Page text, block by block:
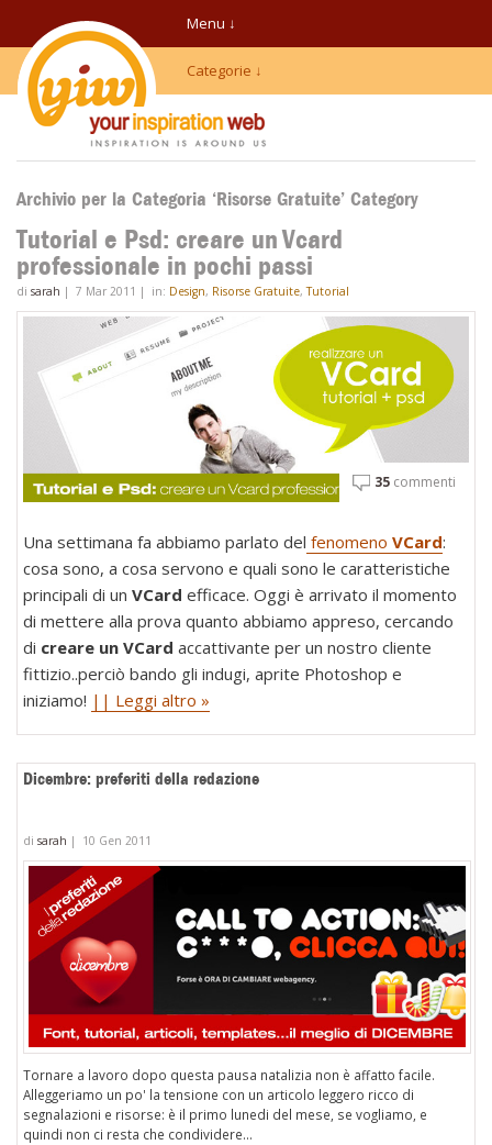
Menu ↓
Categorie ↓
Archivio per la Categoria ‘Risorse Gratuite’ Category
Tutorial e Psd: creare un Vcard
professionale in pochi passi
di sarah | 7 Mar 2011 | in: Design, Risorse Gratuite,Tutorial
35 commenti
Una settimana fa abbiamo parlato del fenomeno VCard:
cosa sono, a cosa servono e quali sono le caratteristiche
principali di un VCard efficace. Oggi è arrivato il momento
di mettere alla prova quanto abbiamo appreso, cercando
di creare un VCard accattivante per un nostro cliente
fittizio..perciò bando gli indugi, aprite Photoshop e
iniziamo! || Leggi altro »
Dicembre: preferiti della redazione
di sarah | 10 Gen 2011
Tornare a lavoro dopo questa pausa natalizia non è affatto facile.
Alleggeriamo un po' la tensione con un articolo leggero ricco di
segnalazioni e risorse: è il primo lunedi del mese, se vogliamo, e
quindi non ci resta che condividere...